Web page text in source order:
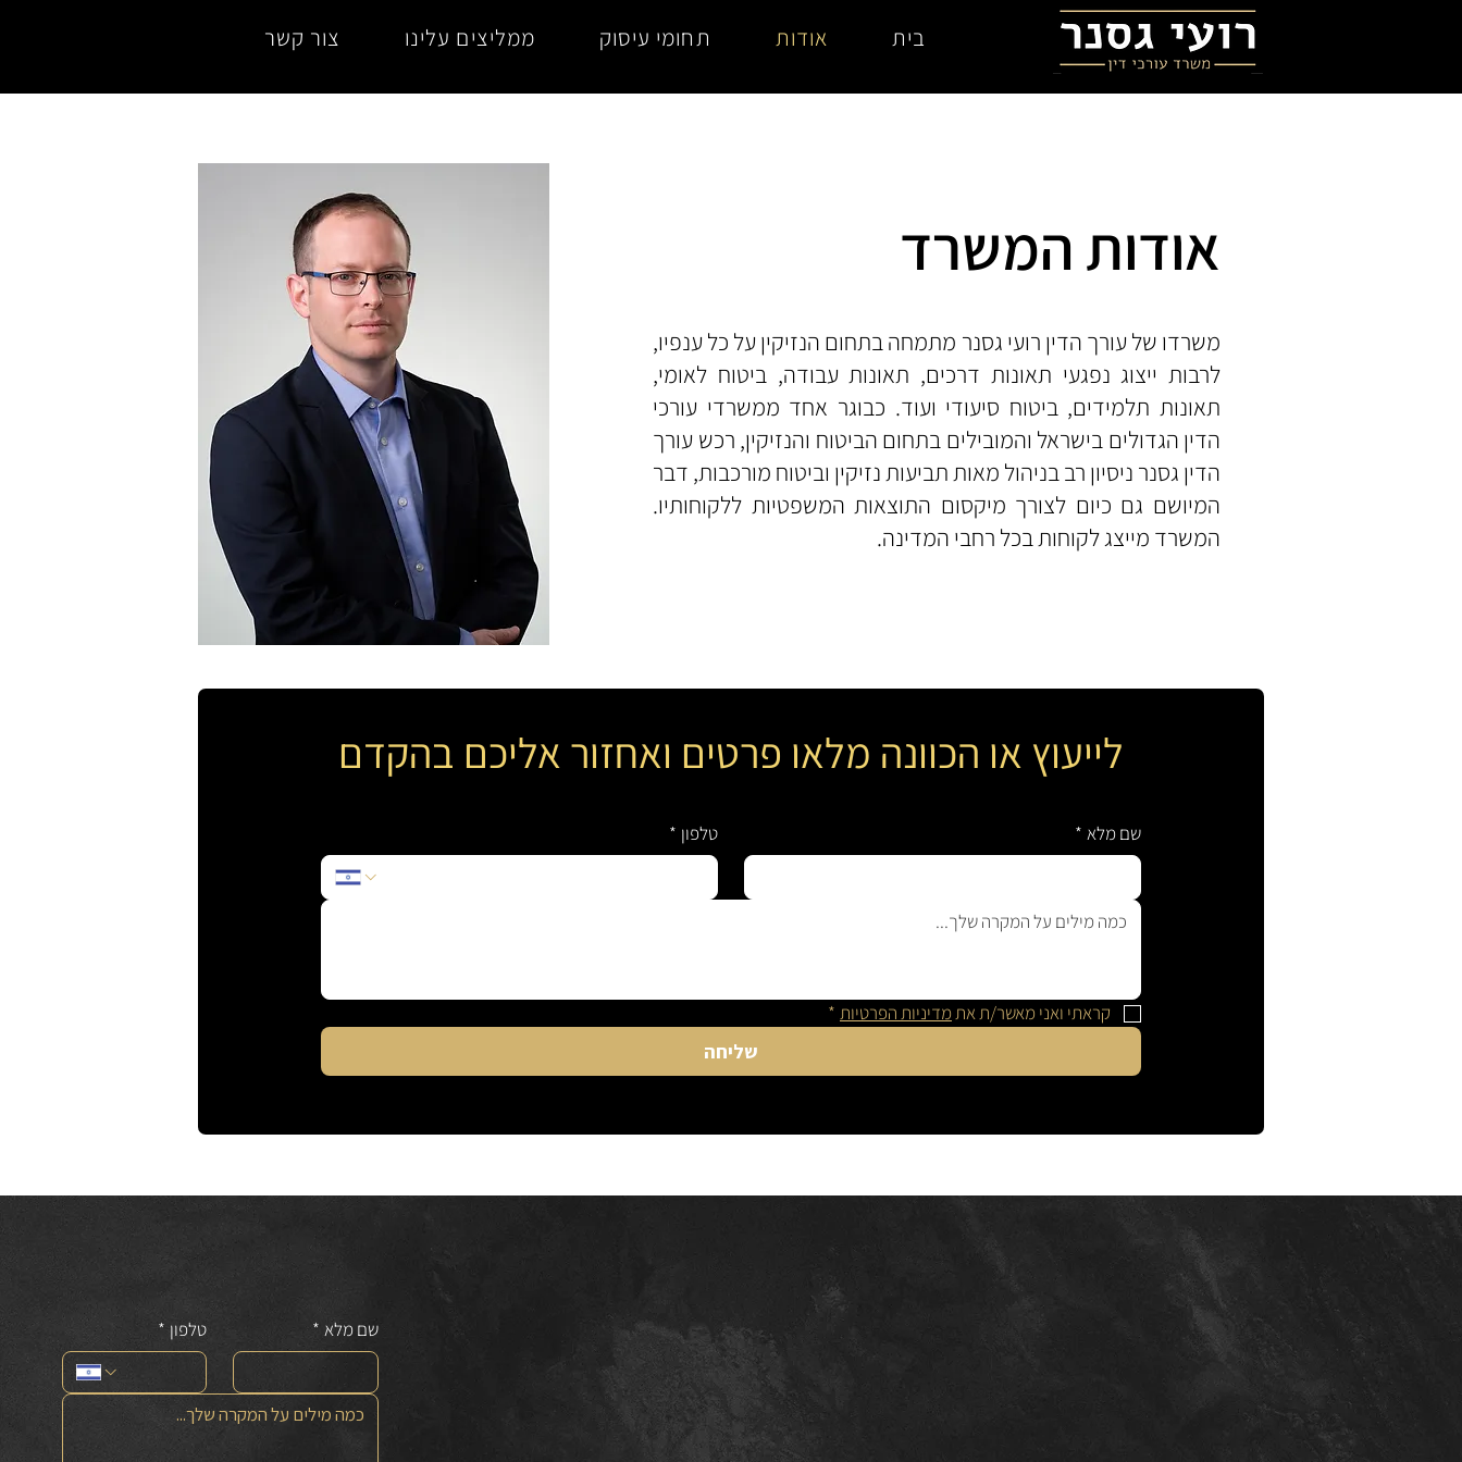
בית אודות תחומי עיסוק ממליצים עלינו צור קשר
אודות המשרד
משרדו של עורך הדין רועי גסנר מתמחה בתחום הנזיקין על כל ענפיו,
לרבות ייצוג נפגעי תאונות דרכים, תאונות עבודה, ביטוח לאומי,
תאונות תלמידים, ביטוח סיעודי ועוד. כבוגר אחד ממשרדי עורכי
הדין הגדולים בישראל והמובילים בתחום הביטוח והנזיקין, רכש עורך
הדין גסנר ניסיון רב בניהול מאות תביעות נזיקין וביטוח מורכבות, דבר
המיושם גם כיום לצורך מיקסום התוצאות המשפטיות ללקוחותיו.
המשרד מייצג לקוחות בכל רחבי המדינה.
לייעוץ או הכוונה מלאו פרטים ואחזור אליכם בהקדם
שם מלא * טלפון *
קראתי ואני מאשר/ת את מדיניות הפרטיות *
שליחה
פנייה ישירה לעו"ד רועי גסנר
שם מלא * טלפון *
משרד עו"ד רועי גסנר
נייד: 058-6714142
משרד: 02-6714142